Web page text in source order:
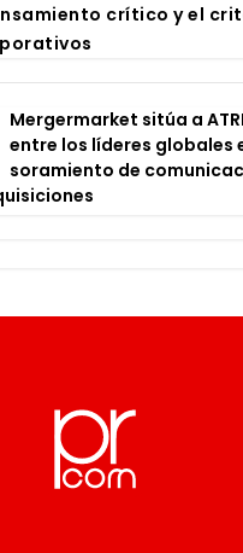
crí­ti­co y el
Mer­ger­mar­ket sitúa a
entre los líde­res glo­ba­les
so­ra­mien­to de